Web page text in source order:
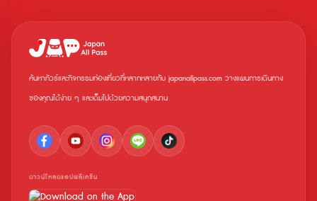
ค้นหาทัวร์และกิจกรรมท่องเที่ยวที่หลากหลายกับ japanallpass.com วางแผนการเดินทาง
ของคุณได้ง่าย ๆ และเต็มไปด้วยความสนุกสนาน
ดาวน์โหลดแอปพลิเคชัน